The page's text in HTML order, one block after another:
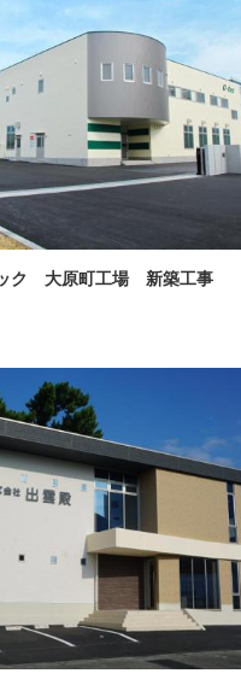
ク 大原町工場 新築工事